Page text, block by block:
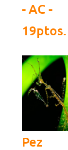
- AC -
19ptos.
Pez